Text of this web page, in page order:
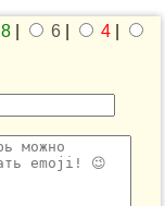
8 6 4